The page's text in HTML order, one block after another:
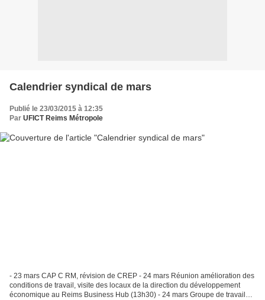
Calendrier syndical de mars
Publié le 23/03/2015 à 12:35
Par UFICT Reims Métropole
- 23 mars CAP C RM, révision de CREP - 24 mars Réunion amélioration des
conditions de travail, visite des locaux de la direction du développement
économique au Reims Business Hub (13h30) - 24 mars Groupe de travail